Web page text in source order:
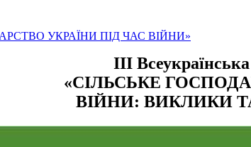
УКРАЇНИ ПІД ЧАС ВІЙНИ»
ІIІ
«СІЛЬСЬКЕ
ВІЙНИ: ВИКЛИКИ